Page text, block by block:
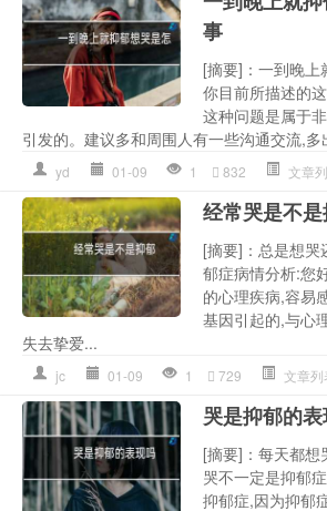
事
[摘要]：一到晚上
你目前所描述的
这种问题是属于
引发的。建议多和周围人有一些沟通交流,多
yd 01-09 1 832 文章
经常哭是不
[摘要]：总是想哭
郁症病情分析:您
的心理疾病,容易
基因引起的,与心
失去挚爱...
jc 01-09 1 729 文章列
哭是抑郁的
[摘要]：每天都想
哭不一定是抑郁
抑郁症,因为抑郁